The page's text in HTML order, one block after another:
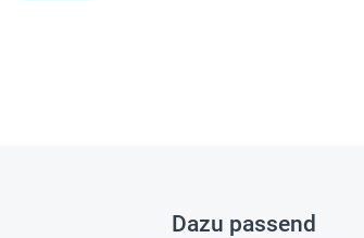
Dazu passend